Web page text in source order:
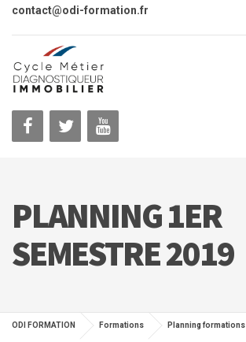
contact@odi-formation.fr
PLANNING 1ER
SEMESTRE 2019
ODI FORMATION Formations Planning formations